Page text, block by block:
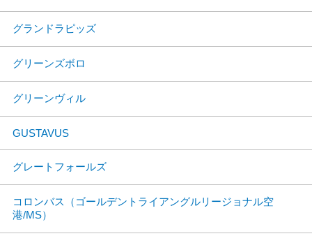
グランドラピッズ
グリーンズボロ
グリーンヴィル
GUSTAVUS
グレートフォールズ
コロンバス（ゴールデントライアングルリージョナル空
港/MS）